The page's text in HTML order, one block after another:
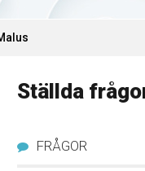
Ställda
FRÅGOR